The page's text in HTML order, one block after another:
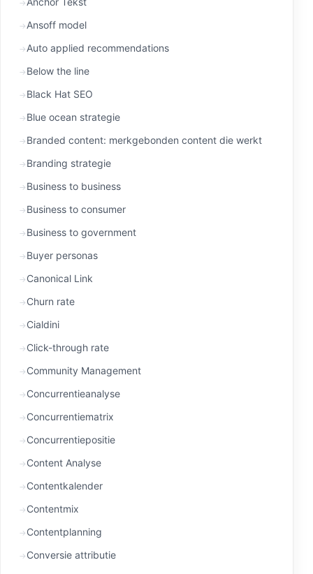
Ansoff model
Auto applied recommendations
Below the line
Black Hat SEO
Blue ocean strategie
Branded content: merkgebonden content die werkt
Branding strategie
Business to business
Business to consumer
Business to government
Buyer personas
Canonical Link
Churn rate
Cialdini
Click-through rate
Community Management
Concurrentieanalyse
Concurrentiematrix
Concurrentiepositie
Content Analyse
Contentkalender
Contentmix
Contentplanning
Conversie attributie